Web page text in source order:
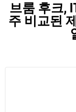
브룸 후크,
주 비교된